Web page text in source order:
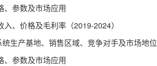
参数及市场应用
、价格及毛利率（2019-2024）
产基地、销售区域、竞争对手及市场地位
参数及市场应用